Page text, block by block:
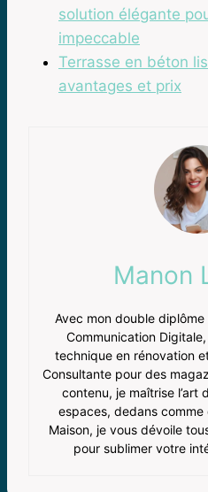
solution élégante
impeccable
Terrasse en béton
avantages et prix
Manon
Avec mon double diplôme
Communication
technique en rénovation
Consultante pour des
contenu, je maîtrise l’art
espaces, dedans
Maison, je vous dévoile
pour sublimer votre